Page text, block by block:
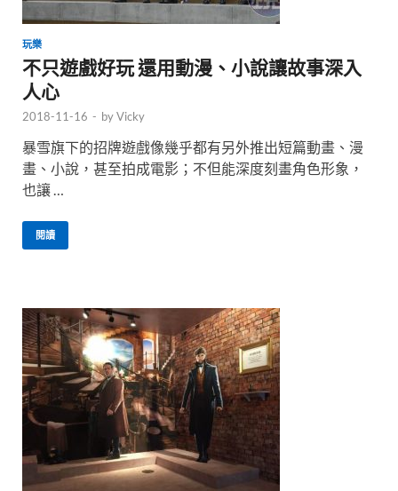
玩樂
不只遊戲好玩 還用動漫、小說讓故事深入
人心
2018-11-16 - byVicky
暴雪旗下的招牌遊戲像幾乎都有另外推出短篇動畫、漫
畫、小說，甚至拍成電影；不但能深度刻畫角色形象，
也讓 …
閱讀